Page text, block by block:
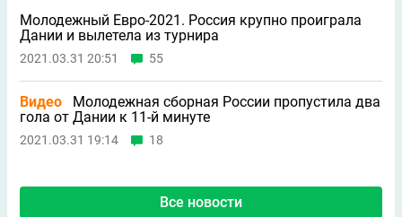
Молодежный Евро-2021. Россия крупно проиграла
Дании и вылетела из турнира
2021.03.31 20:51 55
Видео
Молодежная сборная России пропустила два
гола от Дании к 11-й минуте
2021.03.31 19:14 18
Все новости